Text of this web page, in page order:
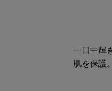
一日中輝
肌を保護